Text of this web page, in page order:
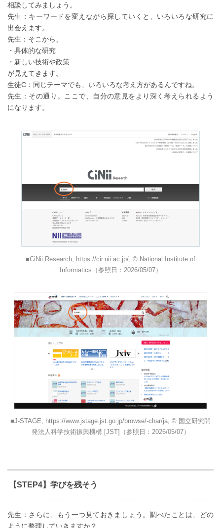
相談してみましょう。
先生：キーワードを変えながら探していくと、いろいろな研究に
出会えます。
先生：そこから、
・具体的な研究
・新しい技術や政策
が見えてきます。
生徒C：同じテーマでも、いろいろな考え方があるんですね。
先生：その通り。ここで、自分の意見をより深く考えられるよう
になります。
CiNii Research, https://cir.nii.ac.jp/, © National Institute of
Informatics（参照日：2026/05/07）
J-STAGE, https://www.jstage.jst.go.jp/browse/-char/ja, © 国立研究開
発法人科学技術振興機構 [JST]（参照日：2026/05/07）
【STEP4】学びを残そう
先生：さらに、もう一つ見ておきましょう。調べたことは、どの
ように整理していきますか？